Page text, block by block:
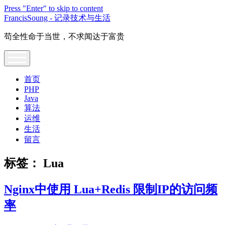
Press "Enter" to skip to content
FrancisSoung - 记录技术与生活
苟全性命于当世，不求闻达于富贵
首页
PHP
Java
算法
运维
生活
留言
标签： Lua
Nginx中使用 Lua+Redis 限制IP的访问频
率